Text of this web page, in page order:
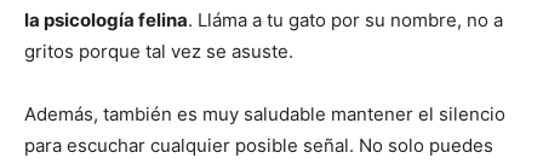
la psicología felina. Lláma a tu gato por su nombre, no a
gritos porque tal vez se asuste.
Además, también es muy saludable mantener el silencio
para escuchar cualquier posible señal. No solo puedes